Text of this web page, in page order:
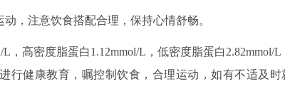
，注意饮食搭配合理，保持心情舒畅。
高密度脂蛋白1.12mmol/L，低密度脂蛋白2.82mmol/L
行健康教育，嘱控制饮食，合理运动，如有不适及时